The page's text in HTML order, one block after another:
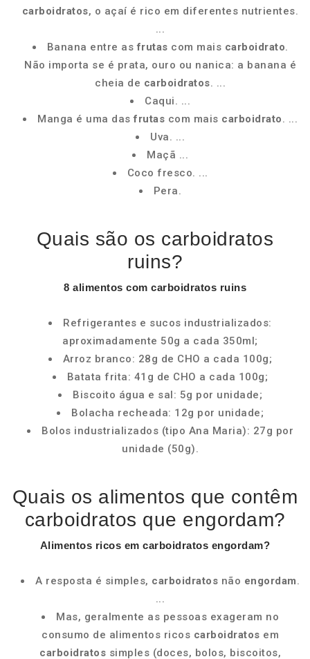
carboidratos, o açaí é rico em diferentes nutrientes.
...
Banana entre asfrutas com mais carboidrato.
Não importa se é prata, ouro ou nanica: a banana é
cheia de carboidratos. ...
Caqui. ...
Manga é uma dasfrutas com mais carboidrato. ...
Uva. ...
Maçã ...
Coco fresco. ...
Pera.
Quais são os carboidratos
ruins?
8 alimentos com carboidratos ruins
Refrigerantes e sucos industrializados:
aproximadamente 50g a cada 350ml;
Arroz branco: 28g de CHO a cada 100g;
Batata frita: 41g de CHO a cada 100g;
Biscoito água e sal: 5g por unidade;
Bolacha recheada: 12g por unidade;
Bolos industrializados (tipo Ana Maria): 27g por
unidade (50g).
Quais os alimentos que contêm
carboidratos que engordam?
Alimentos ricos emcarboidratos engordam?
A resposta é simples, carboidratos não engordam.
...
Mas, geralmente as pessoas exageram no
consumo de alimentos ricos carboidratos em
carboidratos simples (doces, bolos, biscoitos,